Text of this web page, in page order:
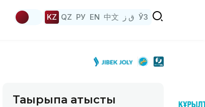
KZ QZ РУ EN 中文 ق ز ЎЗ
Тақырыпқа қатысты